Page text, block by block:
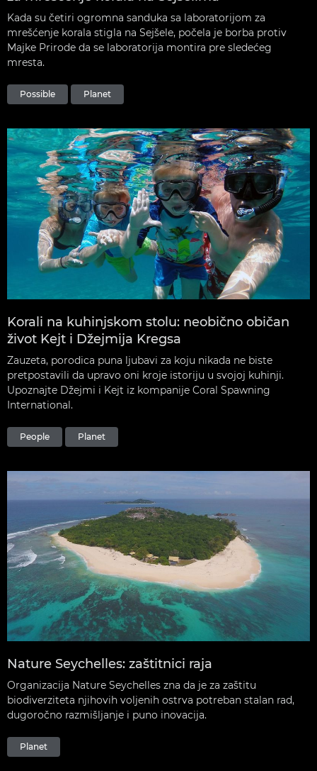
Kada su četiri ogromna sanduka sa laboratorijom za
mrešćenje korala stigla na Sejšele, počela je borba protiv
Majke Prirode da se laboratorija montira pre sledećeg
mresta.
Possible Planet
Korali na kuhinjskom stolu: neobično običan
život Kejt i Džejmija Kregsa
Zauzeta, porodica puna ljubavi za koju nikada ne biste
pretpostavili da upravo oni kroje istoriju u svojoj kuhinji.
Upoznajte Džejmi i Kejt iz kompanije Coral Spawning
International.
People Planet
Nature Seychelles: zaštitnici raja
Organizacija Nature Seychelles zna da je za zaštitu
biodiverziteta njihovih voljenih ostrva potreban stalan rad,
dugoročno razmišljanje i puno inovacija.
Planet